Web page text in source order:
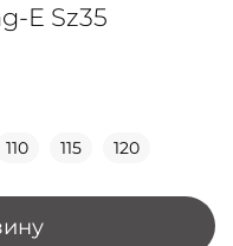
E Sz35
110 115 120